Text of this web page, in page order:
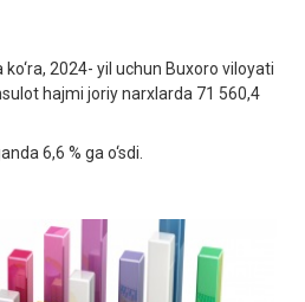
2024- yil uchun Buxoro viloyati
hajmi joriy narxlarda 71 560,4
6,6 % ga o‘sdi.